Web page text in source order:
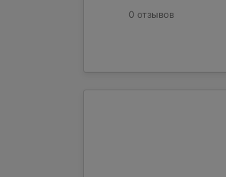
0 отзывов